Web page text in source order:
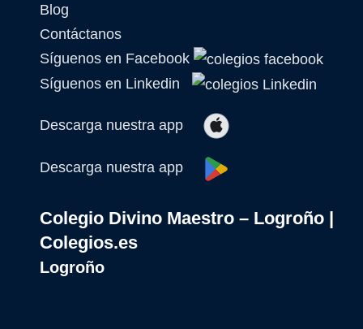
Blog
Contáctanos
Síguenos en Facebook
Síguenos en Linkedin
Descarga nuestra app
Descarga nuestra app
Colegio Divino Maestro – Logroño |
Colegios.es
Logroño